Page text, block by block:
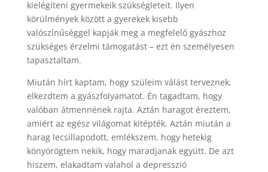
kielégíteni gyermekeik szükségleteit. Ilyen
körülmények között a gyerekek kisebb
valószínűséggel kapják meg a megfelelő gyászhoz
szükséges érzelmi támogatást – ezt én személyesen
tapasztaltam.
Miután hírt kaptam, hogy szüleim válást terveznek,
elkezdtem a gyászfolyamatot. Én tagadtam, hogy
valóban átmennének rajta. Aztán haragot éreztem,
amiért az egész világomat kitépték. Aztán miután a
harag lecsillapodott, emlékszem, hogy hetekig
könyörögtem nekik, hogy maradjanak együtt. De azt
hiszem, elakadtam valahol a depresszió